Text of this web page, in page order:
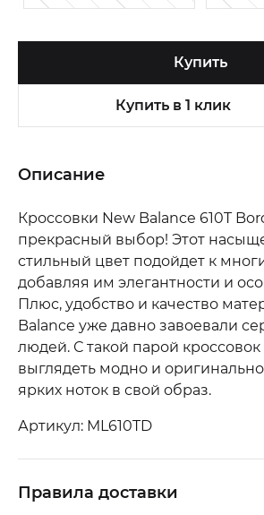
Купить
Купить в 1 клик
Описание
Кроссовки New Balance 610T
прекрасный выбор! Этот
стильный цвет подойдет к
добавляя им элегантности и
Плюс, удобство и качество
Balance уже давно завоевали
людей. С такой парой
выглядеть модно и
ярких ноток в свой образ.
Артикул: ML610TD
Правила доставки